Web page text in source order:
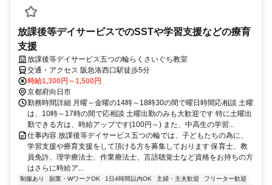
放課後等デイサービスでのSSTや学習支援などの療育
支援
放課後等デイサービス五つの輪らくさいぐち教室
交通・アクセス 阪急洛西口駅徒歩5分
時給1,300円～1,500円
京都府向日市
勤務時間詳細 月曜～金曜の14時～18時30の間で曜日時間応相談 土曜
は、10時～17時の間で応相談 土曜出勤のみも大歓迎です 特に土曜出
勤できる方は、時給アップです(100円～) また、中高生の学習...
仕事内容 放課後等デイサービス五つの輪では、子どもたちの為に、
学習支援や療育支援をして頂ける方を募集しております 保育士、教
員免許、理学療法士、作業療法士、言語聴覚士など資格をお持ちの方
はさらに時給ア...
制服あり 副業・WワークOK 1日4時間以内OK 主婦・主夫歓迎
フリーター歓迎